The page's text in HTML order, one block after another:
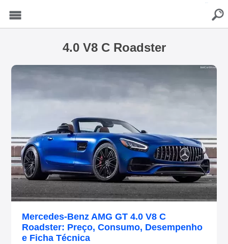
4.0 V8 C Roadster
Mercedes-Benz AMG GT 4.0 V8 C
Roadster: Preço, Consumo, Desempenho
e Ficha Técnica